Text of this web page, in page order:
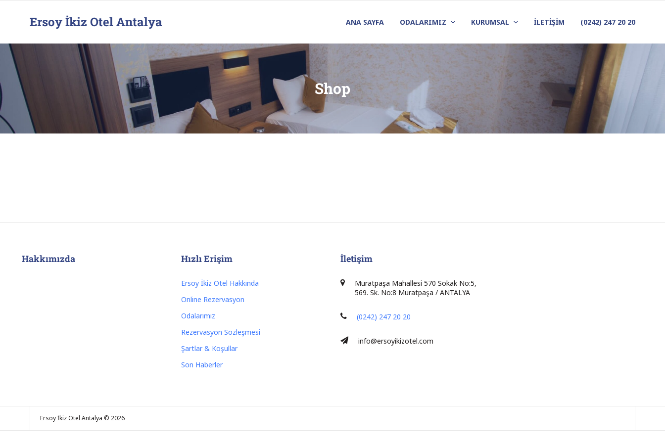
Ersoy İkiz Otel Antalya ANA SAYFA ODALARIMIZ KURUMSAL İLETİŞİM (0242) 247 20 20
Shop
Hakkımızda Hızlı Erişim
Ersoy İkiz Otel Hakkında
Online Rezervasyon
Odalarımız
Rezervasyon Sözleşmesi
Şartlar & Koşullar
Son Haberler
İletişim
Muratpaşa Mahallesi 570 Sokak No:5,
569. Sk. No:8 Muratpaşa / ANTALYA
(0242) 247 20 20
info@ersoyikizotel.com
Ersoy İkiz Otel Antalya © 2026